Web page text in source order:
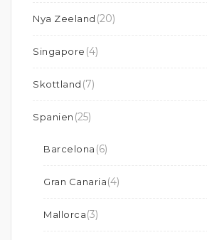
Nya Zeeland (20)
Singapore (4)
Skottland (7)
Spanien (25)
Barcelona (6)
Gran Canaria(4)
Mallorca(3)